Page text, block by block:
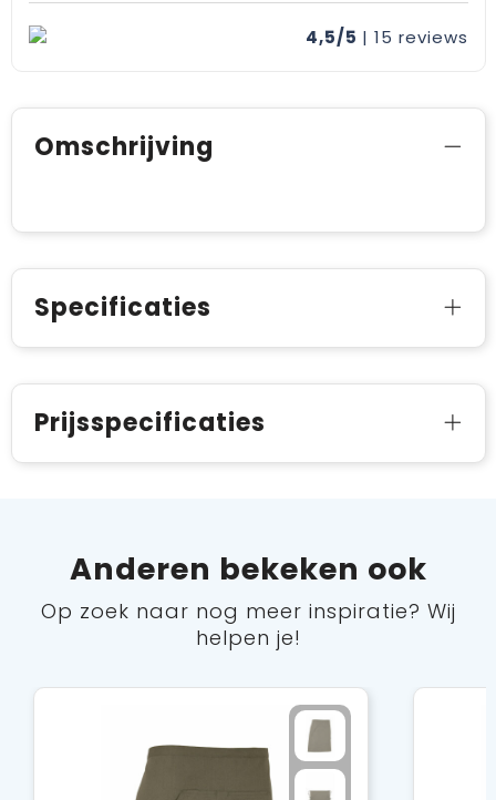
4,5/5 | 15 reviews
Omschrijving
Specificaties
Prijsspecificaties
Anderen bekeken ook
Op zoek naar nog meer inspiratie? Wij
helpen je!